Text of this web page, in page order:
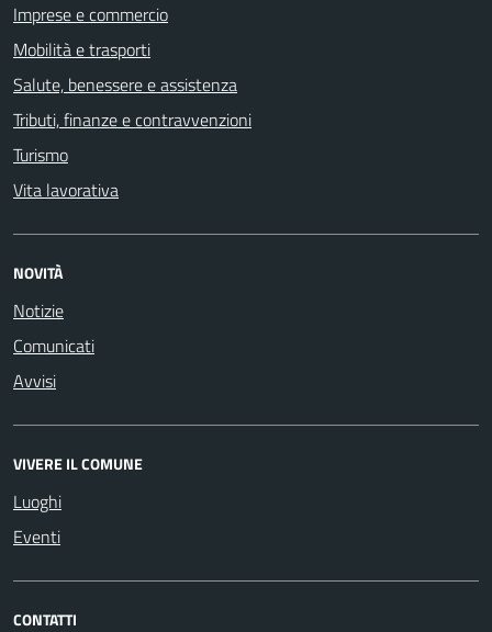
Imprese e commercio
Mobilità e trasporti
Salute, benessere e assistenza
Tributi, finanze e contravvenzioni
Turismo
Vita lavorativa
NOVITÀ
Notizie
Comunicati
Avvisi
VIVERE IL COMUNE
Luoghi
Eventi
CONTATTI